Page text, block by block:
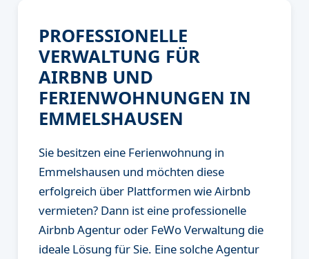
PROFESSIONELLE
VERWALTUNG FÜR
AIRBNB UND
FERIENWOHNUNGEN IN
EMMELSHAUSEN
Sie besitzen eine Ferienwohnung in
Emmelshausen und möchten diese
erfolgreich über Plattformen wie Airbnb
vermieten? Dann ist eine professionelle
Airbnb Agentur oder FeWo Verwaltung die
ideale Lösung für Sie. Eine solche Agentur